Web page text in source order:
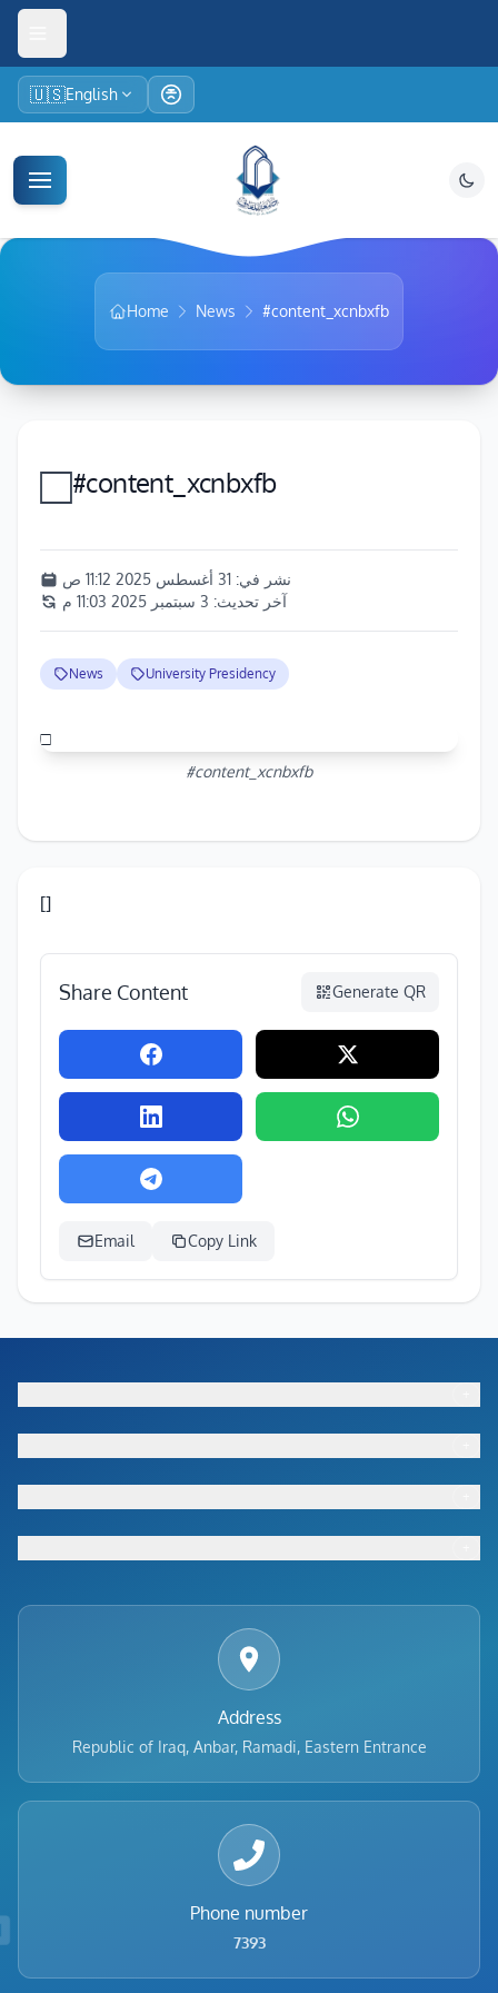
🇺🇸English
Home News #content_xcnbxfb
□#content_xcnbxfb
نشر في: 31 أغسطس 2025 11:12 ص
آخر تحديث: 3 سبتمبر 2025 11:03 م
News University Presidency
□
#content_xcnbxfb
[]
Share Content Generate QR
Email Copy Link
Footer menu
Footer menu
Footer menu
Footer menu
Address
Republic of Iraq, Anbar, Ramadi, Eastern Entrance
Phone number
7393